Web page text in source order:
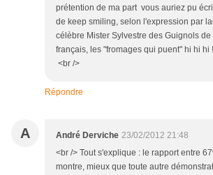
prétention de ma part vous auriez pu
de keep smiling, selon l'expression par
célèbre Mister Sylvestre des Guignols
français, les "fromages qui puent" hi hi hi
<br />
Répondre
A André Derviche 23/02/2012 21:48
<br /> Tout s'explique : le rapport entre
montre, mieux que toute autre